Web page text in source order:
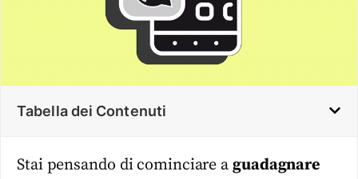
Tabella dei Contenuti
Stai pensando di cominciare a guadagnare